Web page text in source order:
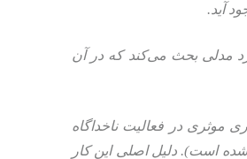
آید.
مورد مدلی بحث می‌کند که در آن
موثری در فعالیت ناخداگاه
است). دلیل اصلی این کار